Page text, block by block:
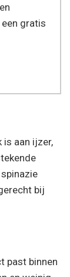
gratis
is aan ijzer,
bij
past binnen